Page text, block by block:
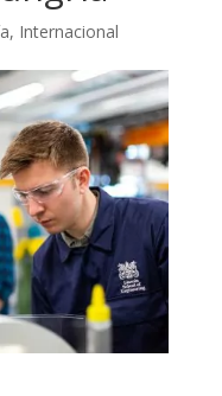
, Internacional